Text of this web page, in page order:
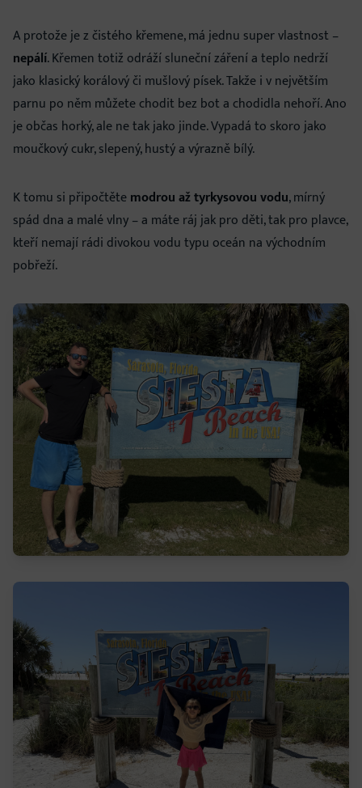
A protože je z čistého křemene, má jednu super vlastnost –
nepálí. Křemen totiž odráží sluneční záření a teplo nedrží
jako klasický korálový či mušlový písek. Takže i v největším
parnu po něm můžete chodit bez bot a chodidla nehoří. Ano
je občas horký, ale ne tak jako jinde. Vypadá to skoro jako
moučkový cukr, slepený, hustý a výrazně bílý.
K tomu si připočtětemodrou až tyrkysovou vodu, mírný
spád dna a malé vlny – a máte ráj jak pro děti, tak pro plavce,
kteří nemají rádi divokou vodu typu oceán na východním
pobřeží.